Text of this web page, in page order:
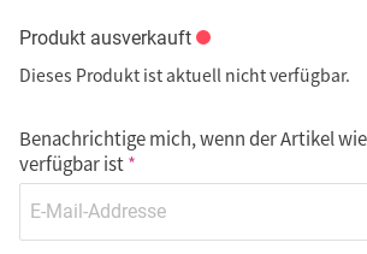
Produkt ausverkauft
Dieses Produkt ist aktuell nicht verfügbar.
Benachrichtige mich, wenn der Artikel
verfügbar ist